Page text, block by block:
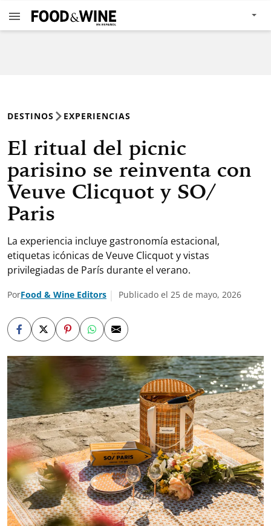
DESTINOS EXPERIENCIAS
El ritual del picnic
parisino se reinventa con
Veuve Clicquot y SO/
Paris
La experiencia incluye gastronomía estacional,
etiquetas icónicas de Veuve Clicquot y vistas
privilegiadas de París durante el verano.
PorFood & Wine Editors Publicado el 25 de mayo, 2026